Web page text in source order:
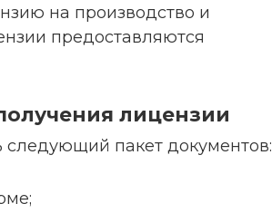
на производство и
предоставляются
лицензии
пакет документов: